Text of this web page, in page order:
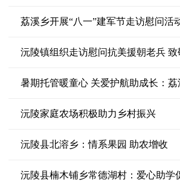
荔溪乡开展“八一”建军节走访慰问活
沅陵镇组织走访慰问抗美援朝老兵 致
暑期托管暖童心 关爱护航助成长：
沅陵家庭农场积极助力乡村振兴
沅陵县北溶乡：情系果园 助农增收
沅陵县楠木铺乡常德湖村：爱心助学